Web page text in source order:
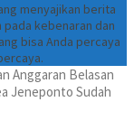
menyajikan berita
kebenaran dan
bisa Anda percaya
Anggaran Belasan
Jeneponto Sudah